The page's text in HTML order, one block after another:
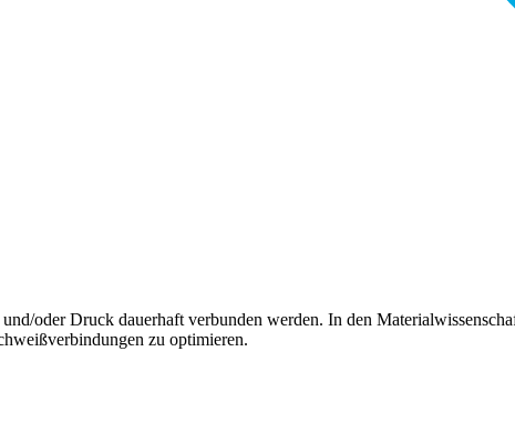
oder Druck dauerhaft verbunden werden. In den
zu optimieren.